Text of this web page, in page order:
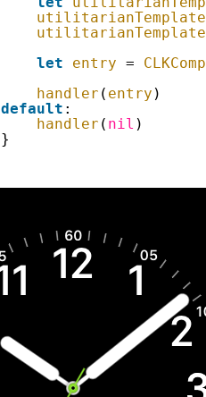
utilitarianTemplate
utilitarianTemplate
let
entry =
handler ( entry )
default :
handler ( nil )
}